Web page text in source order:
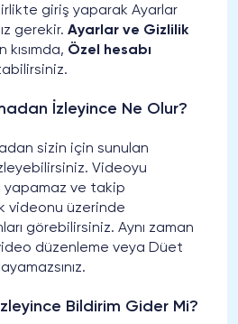
giriş yaparak Ayarlar
gerekir. Ayarlar ve Gizlilik
Özel hesabı
İzleyince Ne Olur?
sizin için sunulan
Videoyu
yapamaz ve takip
videonu üzerinde
görebilirsiniz. Aynı zaman
düzenleme veya Düet
Bildirim Gider Mi?